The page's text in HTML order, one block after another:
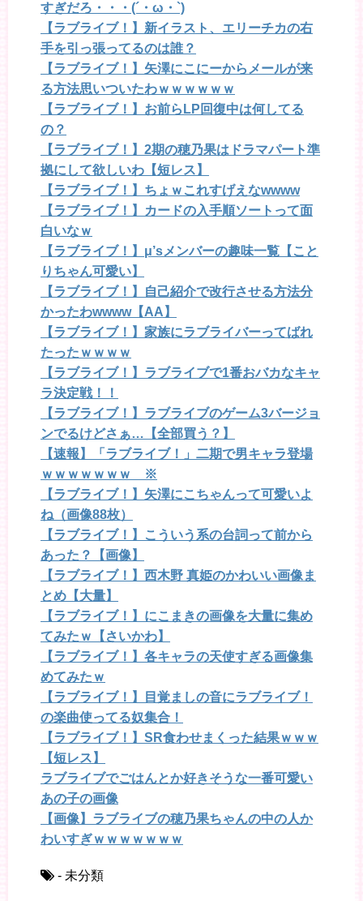
すぎだろ・・・(´・ω・`)
【ラブライブ！】新イラスト、エリーチカの右
手を引っ張ってるのは誰？
【ラブライブ！】矢澤にこにーからメールが来
る方法思いついたわｗｗｗｗｗｗ
【ラブライブ！】お前らLP回復中は何してる
の？
【ラブライブ！】2期の穂乃果はドラマパート準
拠にして欲しいわ【短レス】
【ラブライブ！】ちょｗこれすげえなwwww
【ラブライブ！】カードの入手順ソートって面
白いなｗ
【ラブライブ！】μ’sメンバーの趣味一覧【こと
りちゃん可愛い】
【ラブライブ！】自己紹介で改行させる方法分
かったわwwww【AA】
【ラブライブ！】家族にラブライバーってばれ
たったｗｗｗｗ
【ラブライブ！】ラブライブで1番おバカなキャ
ラ決定戦！！
【ラブライブ！】ラブライブのゲーム3バージョ
ンでるけどさぁ…【全部買う？】
【速報】「ラブライブ！」二期で男キャラ登場
ｗｗｗｗｗｗｗ ※
【ラブライブ！】矢澤にこちゃんって可愛いよ
ね（画像88枚）
【ラブライブ！】こういう系の台詞って前から
あった？【画像】
【ラブライブ！】西木野 真姫のかわいい画像ま
とめ【大量】
【ラブライブ！】にこまきの画像を大量に集め
てみたｗ【さいかわ】
【ラブライブ！】各キャラの天使すぎる画像集
めてみたｗ
【ラブライブ！】目覚ましの音にラブライブ！
の楽曲使ってる奴集合！
【ラブライブ！】SR食わせまくった結果ｗｗｗ
【短レス】
ラブライブでごはんとか好きそうな一番可愛い
あの子の画像
【画像】ラブライブの穂乃果ちゃんの中の人か
わいすぎｗｗｗｗｗｗｗ
- 未分類